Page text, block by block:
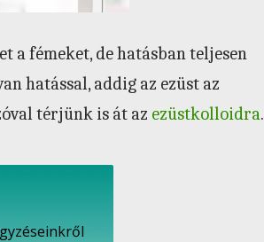
a fémeket, de hatásban teljesen
hatással, addig az ezüst az
térjünk is át az ezüstkolloidra.